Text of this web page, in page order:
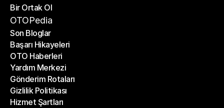
Gönderim API'si
Bir Ortak Ol
Bir Ortak Ol
OTOPedia
Son Bloglar
Son Bloglar
Başarı Hikayeleri
Başarı Hikayeleri
OTO Haberleri
OTO Haberleri
Yardım Merkezi
Yardım Merkezi
Gönderim Rotaları
Gönderim Rotaları
Gizlilik Politikası
Gizlilik Politikası
Hizmet Şartları